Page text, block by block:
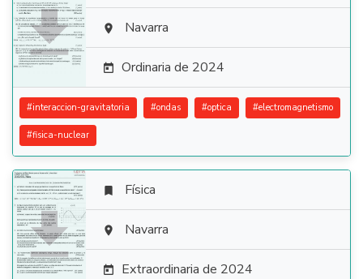
  Navarra
 Ordinaria de 2024
#interaccion-gravitatoria #ondas #optica #electromagnetismo
#fisica-nuclear

 Física
 Navarra
 Extraordinaria de 2024